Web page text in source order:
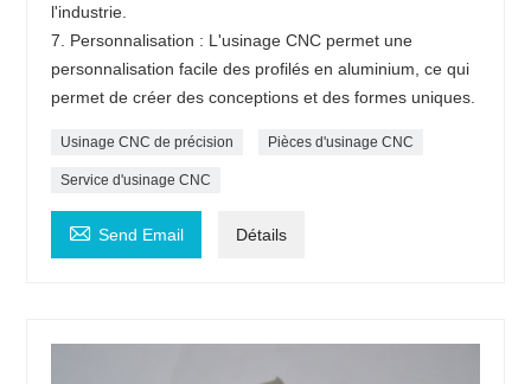
l'industrie.
7. Personnalisation : L'usinage CNC permet une
personnalisation facile des profilés en aluminium, ce qui
permet de créer des conceptions et des formes uniques.
Usinage CNC de précision Pièces d'usinage CNC
Service d'usinage CNC
 Send Email Détails